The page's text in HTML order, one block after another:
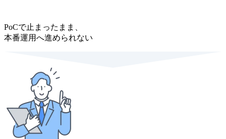
PoCで止まったまま、
本番運用へ進められない